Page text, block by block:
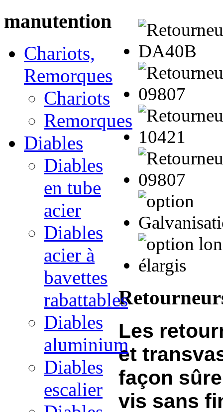
Les
et
façon
vis sans
manutention
Chariots,
Remorques
Chariots
Remorques
Diables
Diables
en tube
acier
Diables
acier à
bavettes
rabattables
Diables
aluminium
Diables
escalier